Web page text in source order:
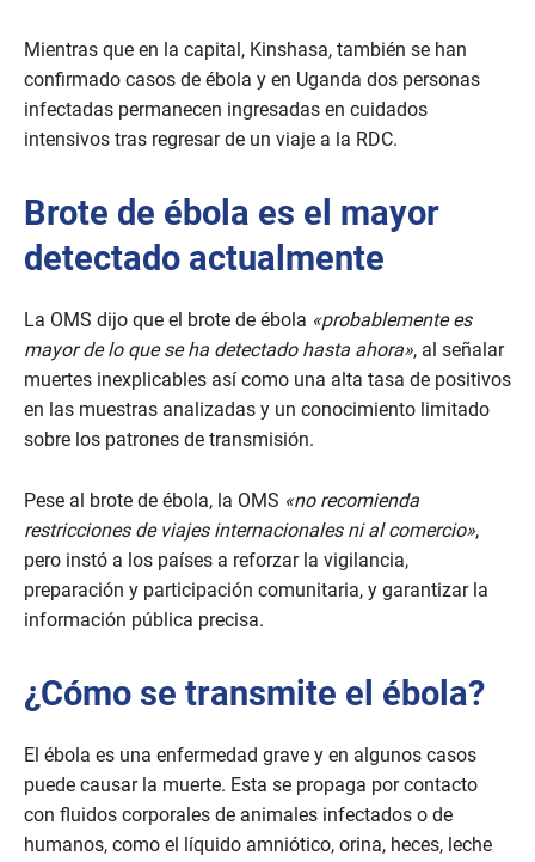
Mientras que en la capital, Kinshasa, también se han
confirmado casos de ébola y en Uganda dos personas
infectadas permanecen ingresadas en cuidados
intensivos tras regresar de un viaje a la RDC.
Brote de ébola es el mayor
detectado actualmente
La OMS dijo que el brote de ébola «probablemente es
mayor de lo que se ha detectado hasta ahora», al señalar
muertes inexplicables así como una alta tasa de positivos
en las muestras analizadas y un conocimiento limitado
sobre los patrones de transmisión.
Pese al brote de ébola, la OMS «no recomienda
restricciones de viajes internacionales ni al comercio»,
pero instó a los países a reforzar la vigilancia,
preparación y participación comunitaria, y garantizar la
información pública precisa.
¿Cómo se transmite el ébola?
El ébola es una enfermedad grave y en algunos casos
puede causar la muerte. Esta se propaga por contacto
con fluidos corporales de animales infectados o de
humanos, como el líquido amniótico, orina, heces, leche